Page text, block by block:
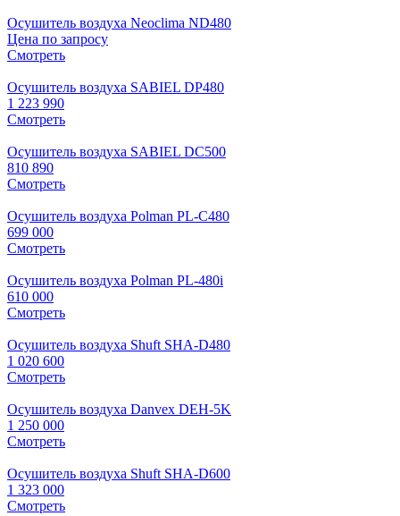
Осушитель воздуха Neoclima ND480
Цена по запросу
Смотреть
Осушитель воздуха SABIEL DP480
1 223 990
Смотреть
Осушитель воздуха SABIEL DC500
810 890
Смотреть
Осушитель воздуха Polman PL-C480
699 000
Смотреть
Осушитель воздуха Polman PL-480i
610 000
Смотреть
Осушитель воздуха Shuft SHA-D480
1 020 600
Смотреть
Осушитель воздуха Danvex DEH-5K
1 250 000
Смотреть
Осушитель воздуха Shuft SHA-D600
1 323 000
Смотреть